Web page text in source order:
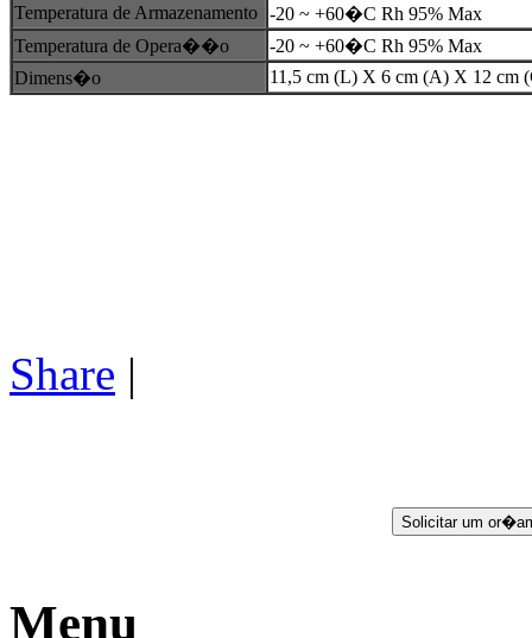
Temperatura de Armazenamento -20 ~ +60�C Rh 95% Max
Temperatura de Opera��o
-20 ~ +60�C Rh 95% Max
Dimens�o
11,5 cm (L) X 6 cm (A) X 12 cm
Share |
Menu